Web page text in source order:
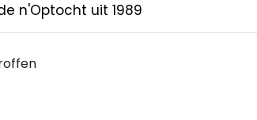
n'Optocht uit 1989